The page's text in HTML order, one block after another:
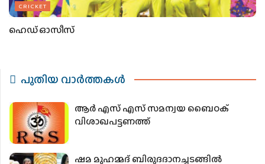
CRICKET
ഹെഡ് ഓസീസ്
പുതിയ വാര്‍ത്തകള്‍
ആർ എസ് എസ് സമന്വയ ബൈഠക്
വിശാഖപട്ടണത്ത്
ഷമ മുഹമ്മദ് ബിരുദദാനച്ചടങ്ങില്‍